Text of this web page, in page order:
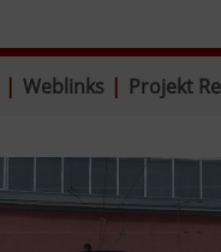
| Weblinks | Projekt